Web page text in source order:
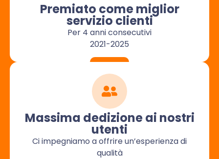
Premiato come miglior
servizio clienti
Per 4 anni consecutivi
2021-2025
Massima dedizione ai nostri
utenti
Ci impegniamo a offrire un’esperienza di
qualità